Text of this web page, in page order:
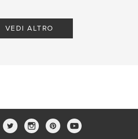
VEDI ALTRO